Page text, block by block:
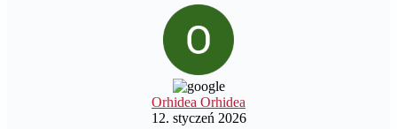
Orhidea Orhidea
12. styczeń 2026